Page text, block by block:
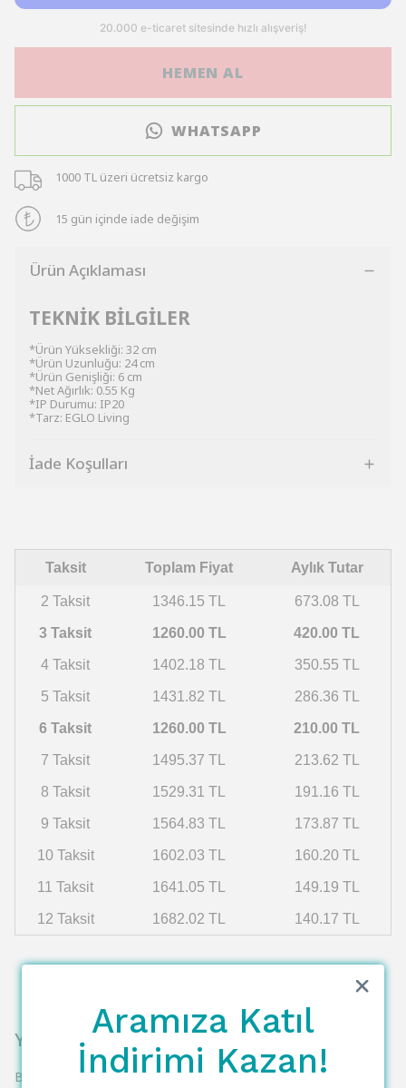
HEMEN AL
WHATSAPP
1000 TL üzeri ücretsiz kargo
15 gün içinde iade değişim
Ürün Açıklaması
TEKNİK BİLGİLER
*Ürün Yüksekliği: 32 cm
*Ürün Uzunluğu: 24 cm
*Ürün Genişliği: 6 cm
*Net Ağırlık: 0.55 Kg
*IP Durumu: IP20
*Tarz: EGLO Living
İade Koşulları
Taksit Toplam Fiyat Aylık Tutar
2 Taksit 1346.15 TL 673.08 TL
3 Taksit 1260.00 TL 420.00 TL
4 Taksit 1402.18 TL 350.55 TL
5 Taksit 1431.82 TL 286.36 TL
6 Taksit 1260.00 TL 210.00 TL
7 Taksit 1495.37 TL 213.62 TL
8 Taksit 1529.31 TL 191.16 TL
9 Taksit 1564.83 TL 173.87 TL
10 Taksit 1602.03 TL 160.20 TL
11 Taksit 1641.05 TL 149.19 TL
12 Taksit 1682.02 TL 140.17 TL
Yorumlar
Bu ürün için henüz yorum yapılmamış.
Aramıza Katıl
İndirimi Kazan!